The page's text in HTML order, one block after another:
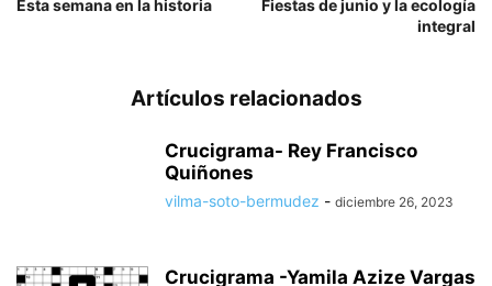
Esta semana en la historia
Fiestas de junio y la ecología
integral
Artículos relacionados
Crucigrama- Rey Francisco
Quiñones
vilma-soto-bermudez - diciembre 26, 2023
Crucigrama -Yamila Azize Vargas